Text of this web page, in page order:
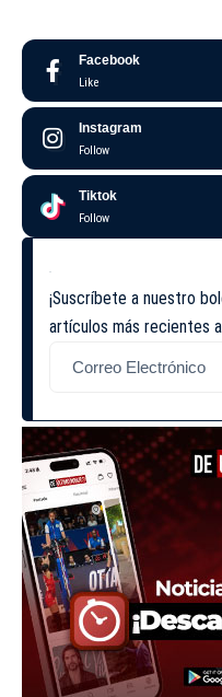
Facebook
Like
Instagram
Follow
Tiktok
Follow
¡Suscríbete a nuestro
artículos más recientes